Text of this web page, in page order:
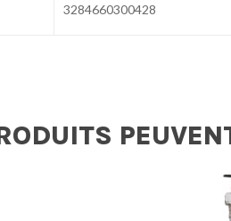
3284660300428